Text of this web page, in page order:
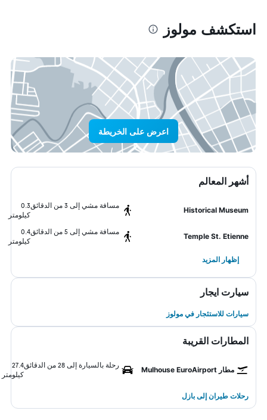
استكشف مولوز
اعرض على الخريطة
أشهر المعالم
Historical Museum
مسافة مشي إلى 3 من الدقائق
0.3
كيلومتر
Temple St. Etienne
مسافة مشي إلى 5 من الدقائق
0.4
كيلومتر
إظهار المزيد
سيارت ايجار
سيارات للاستئجار في مولوز
المطارات القريبة
مطار Mulhouse EuroAirport
رحلة بالسيارة إلى 28 من الدقائق
27.4
كيلومتر
رحلات طيران إلى بازل